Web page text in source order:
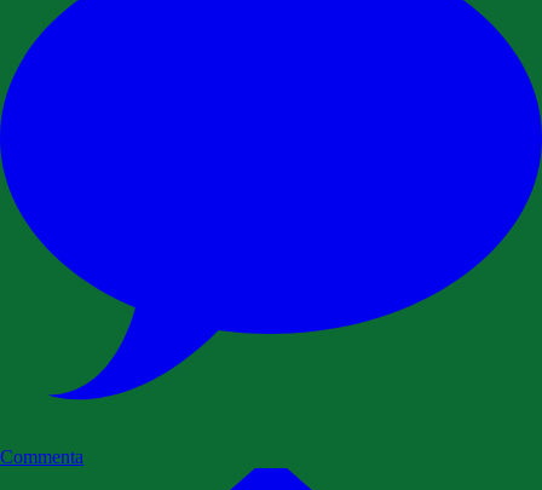
Commenta